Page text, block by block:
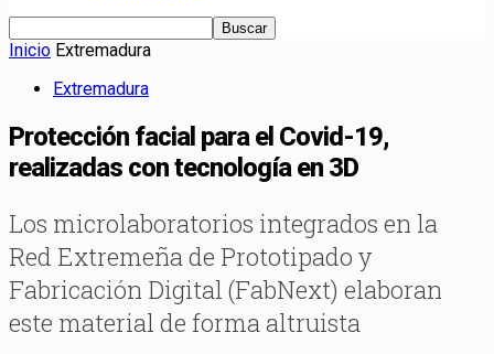
Inicio Extremadura
Extremadura
Protección facial para el Covid-19,
realizadas con tecnología en 3D
Los microlaboratorios integrados en la
Red Extremeña de Prototipado y
Fabricación Digital (FabNext) elaboran
este material de forma altruista